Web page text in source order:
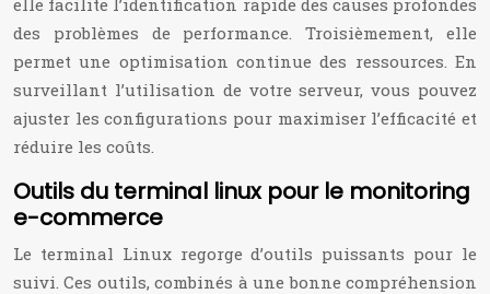
elle facilite l’identification rapide des causes profondes
des problèmes de performance. Troisièmement, elle
permet une optimisation continue des ressources. En
surveillant l’utilisation de votre serveur, vous pouvez
ajuster les configurations pour maximiser l’efficacité et
réduire les coûts.
Outils du terminal linux pour le monitoring
e-commerce
Le terminal Linux regorge d’outils puissants pour le
suivi. Ces outils, combinés à une bonne compréhension